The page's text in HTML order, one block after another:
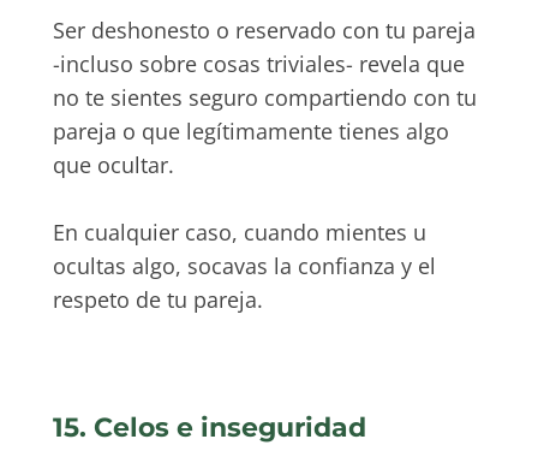
Ser deshonesto o reservado con tu pareja
-incluso sobre cosas triviales- revela que
no te sientes seguro compartiendo con tu
pareja o que legítimamente tienes algo
que ocultar.
En cualquier caso, cuando mientes u
ocultas algo, socavas la confianza y el
respeto de tu pareja.
15. Celos e inseguridad